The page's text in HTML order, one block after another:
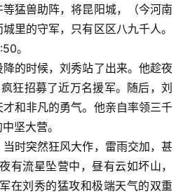
猛兽助阵，将昆阳城，（今河南
里的守军，只有区区八九千人。
。
的时候，刘秀站了出来。他趁夜
狂招募了近万名援军。随后，刘
和非凡的勇气。他亲自率领三千
坚大营。
时突然狂风大作，雷雨交加，甚
有流星坠营中，昼有云如坏山，
在刘秀的猛攻和极端天气的双重